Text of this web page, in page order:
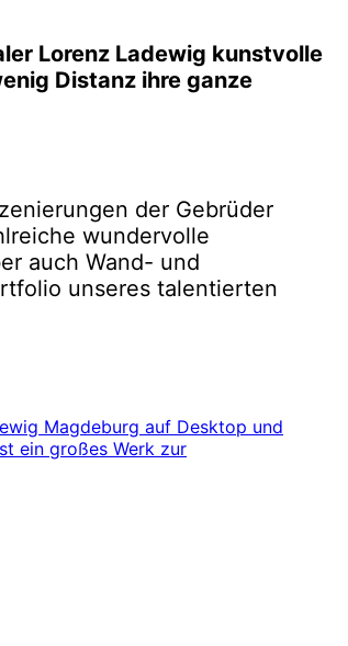
Lorenz Ladewig kunstvolle
Distanz ihre ganze
der Gebrüder
wundervolle
auch Wand- und
unseres talentierten